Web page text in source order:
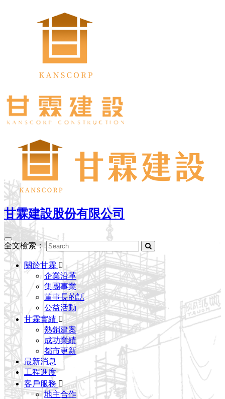
甘霖建設股份有限公司
Toggle
navigation
全文檢索：
關於甘霖
企業沿革
集團事業
董事長的話
公益活動
甘霖實績
熱銷建案
成功業績
都市更新
最新消息
工程進度
客戶服務
地主合作